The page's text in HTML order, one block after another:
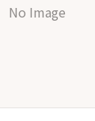
No Image